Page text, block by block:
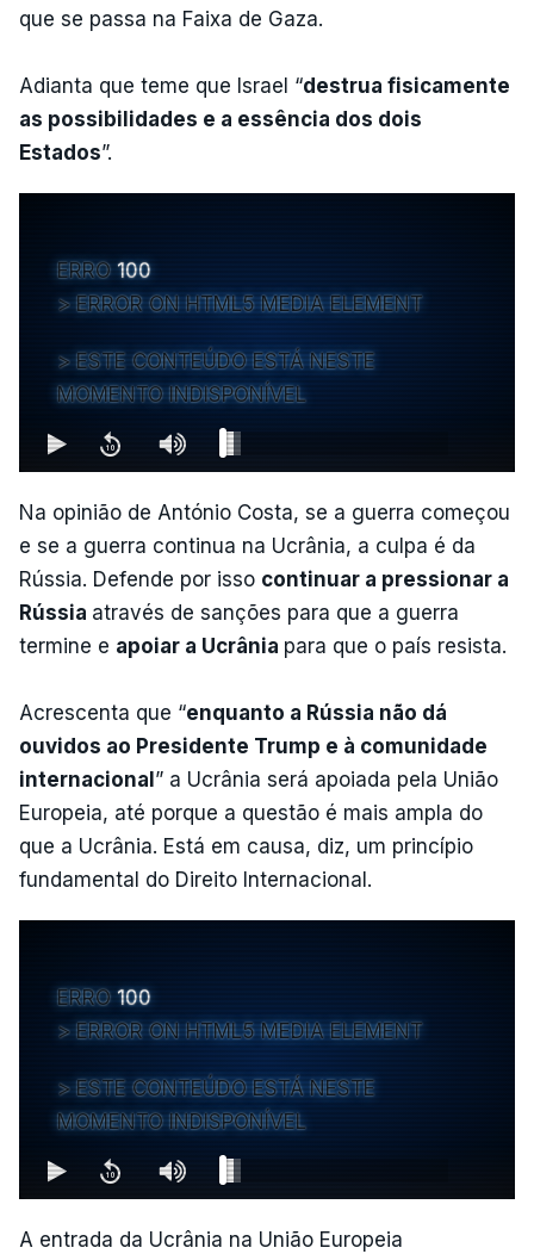
que se passa na Faixa de Gaza.
Adianta que teme que Israel “destrua fisicamente
as possibilidades e a essência dos dois
Estados”.
ERRO 100
ERROR ON HTML5 MEDIA ELEMENT
ESTE CONTEÚDO ESTÁ NESTE
MOMENTO INDISPONÍVEL
Na opinião de António Costa, se a guerra começou
e se a guerra continua na Ucrânia, a culpa é da
Rússia. Defende por isso continuar a pressionar a
Rússia através de sanções para que a guerra
termine e apoiar a Ucrânia para que o país resista.
Acrescenta que “enquanto a Rússia não dá
ouvidos ao Presidente Trump e à comunidade
internacional ” a Ucrânia será apoiada pela União
Europeia, até porque a questão é mais ampla do
que a Ucrânia. Está em causa, diz, um princípio
fundamental do Direito Internacional.
ERRO 100
ERROR ON HTML5 MEDIA ELEMENT
ESTE CONTEÚDO ESTÁ NESTE
MOMENTO INDISPONÍVEL
A entrada da Ucrânia na União Europeia